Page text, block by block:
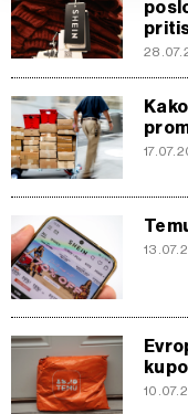
o vašim pravima
o kolačićima i
kolačića. Kolačiće
ažurirati klikom na
kojem trenutku